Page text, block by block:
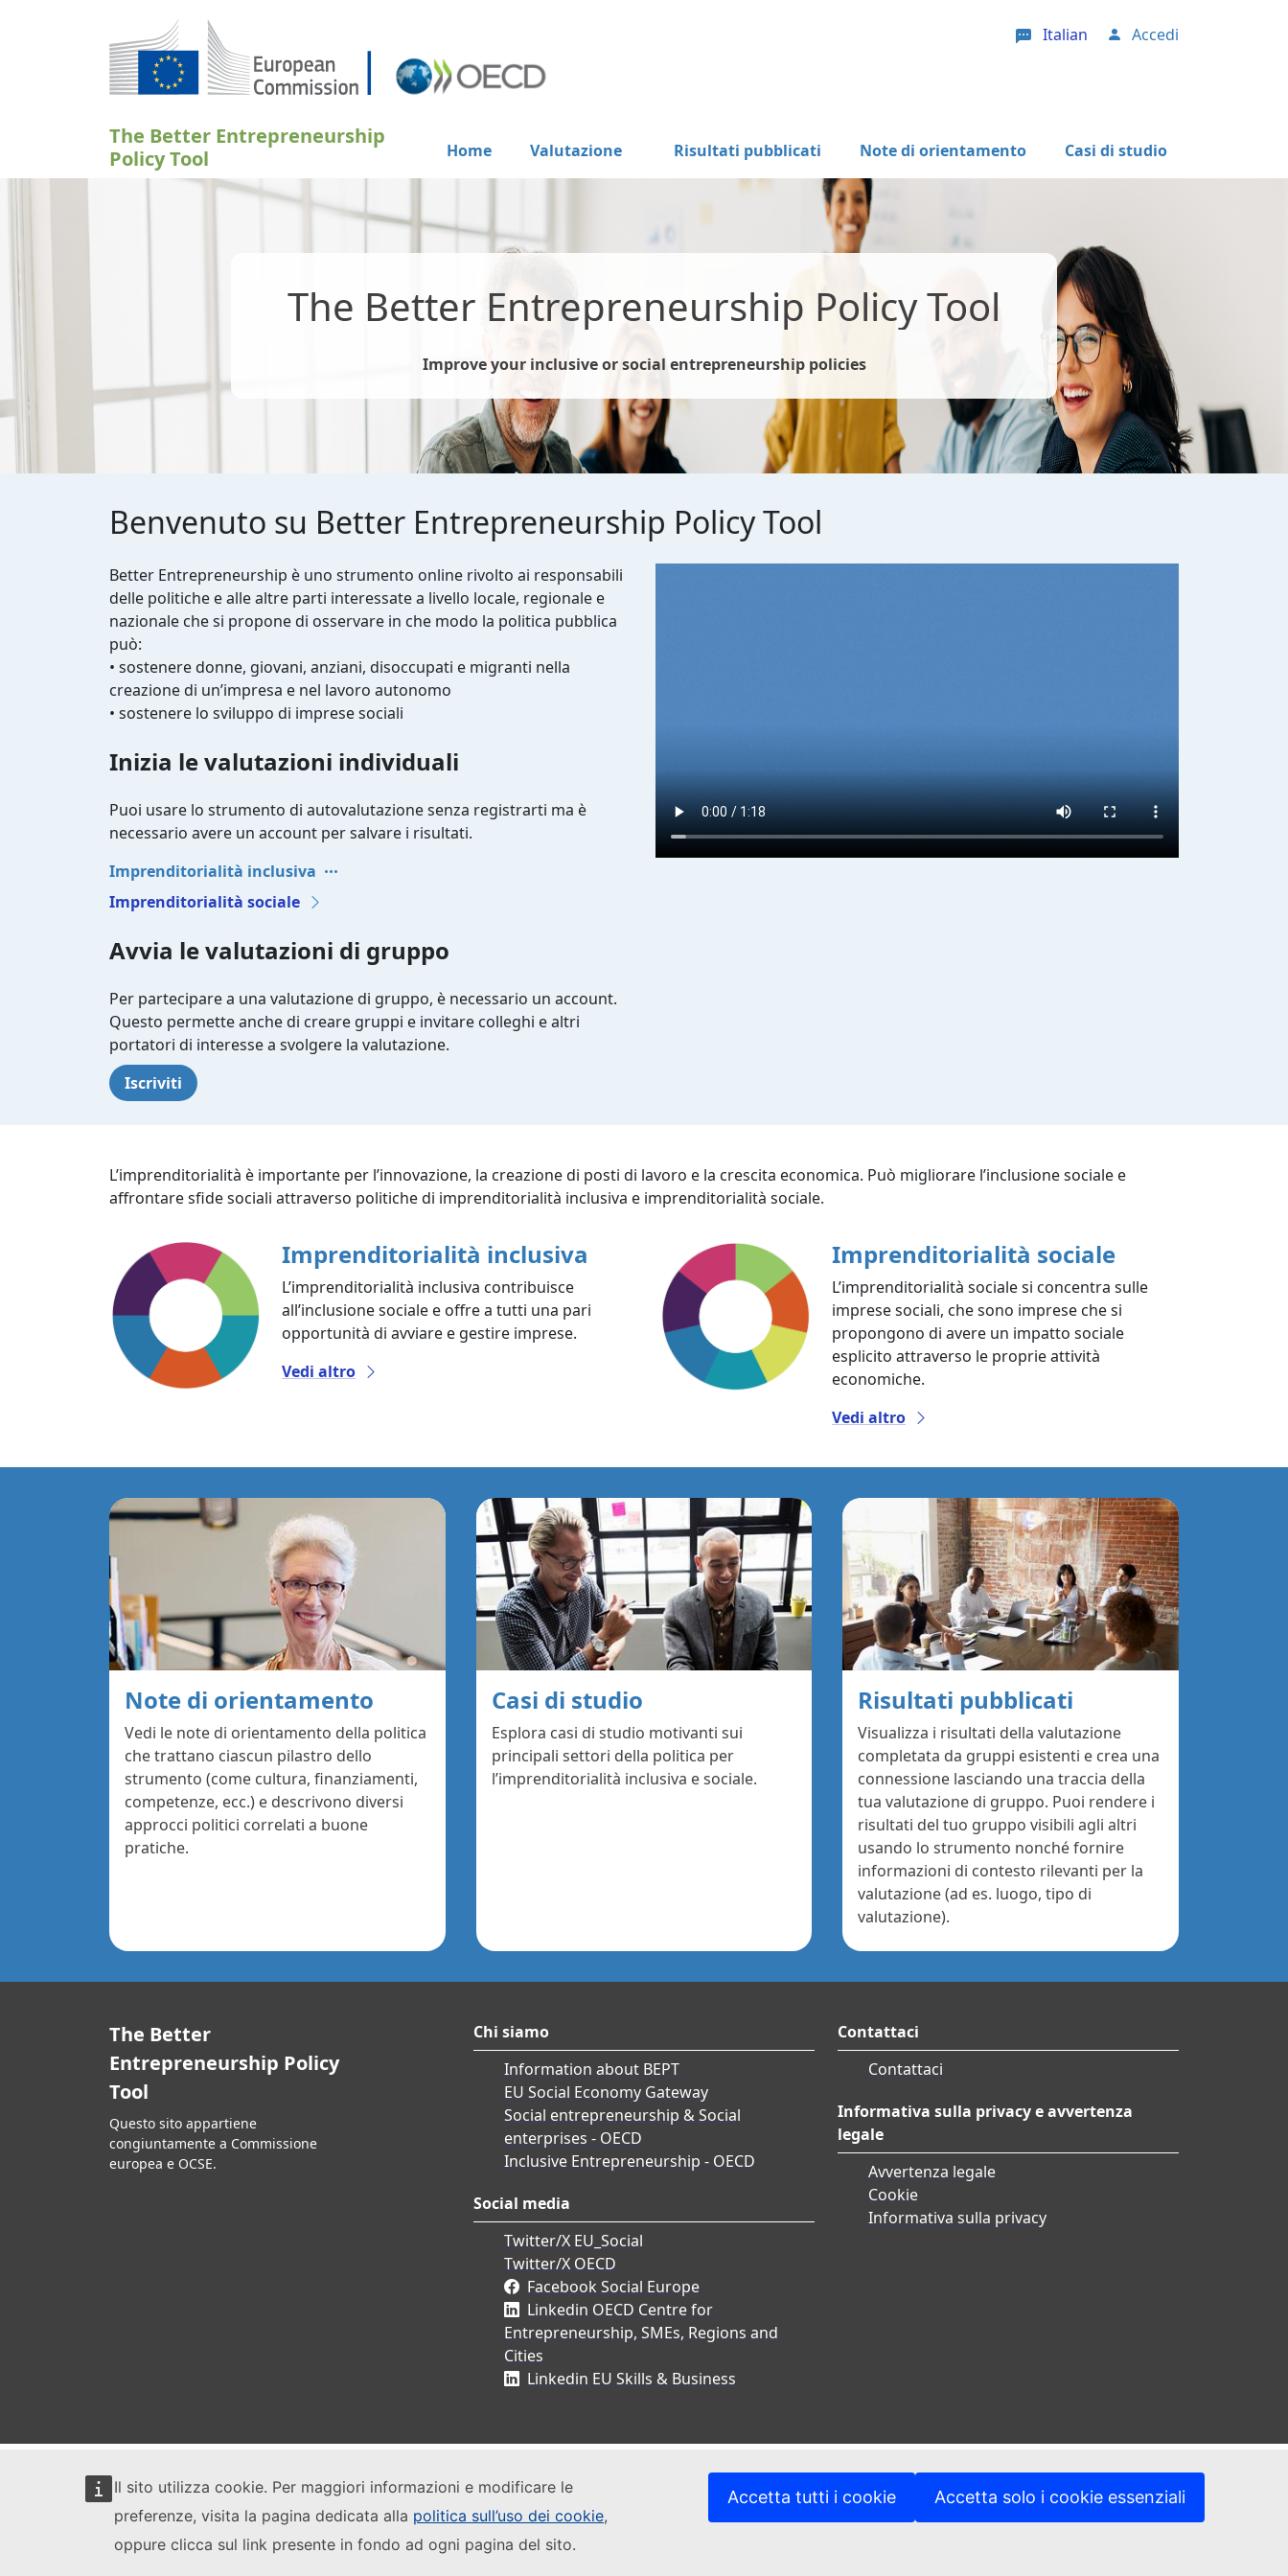
Salta al contenuto principale
Il sito utilizza cookie. Per maggiori informazioni e modificare le
preferenze, visita la pagina dedicata alla politica sull’uso dei cookie,
oppure clicca sul link presente in fondo ad ogni pagina del sito.
Accetta tutti i cookie Accetta solo i cookie essenziali
Italian User account menu
Accedi
The Better Entrepreneurship
Policy Tool
Home Valutazione Risultati pubblicati Note di orientamento Casi di studio
The Better Entrepreneurship Policy Tool
Improve your inclusive or social entrepreneurship policies
Benvenuto su Better Entrepreneurship Policy Tool
Better Entrepreneurship è uno strumento online rivolto ai responsabili
delle politiche e alle altre parti interessate a livello locale, regionale e
nazionale che si propone di osservare in che modo la politica pubblica
può:
• sostenere donne, giovani, anziani, disoccupati e migranti nella
creazione di un’impresa e nel lavoro autonomo
• sostenere lo sviluppo di imprese sociali
Inizia le valutazioni individuali
Puoi usare lo strumento di autovalutazione senza registrarti ma è
necessario avere un account per salvare i risultati.
Imprenditorialità inclusiva
Imprenditorialità sociale
Avvia le valutazioni di gruppo
Per partecipare a una valutazione di gruppo, è necessario un account.
Questo permette anche di creare gruppi e invitare colleghi e altri
portatori di interesse a svolgere la valutazione.
Iscriviti
L’imprenditorialità è importante per l’innovazione, la creazione di posti di lavoro e la crescita economica. Può migliorare l’inclusione sociale e
affrontare sfide sociali attraverso politiche di imprenditorialità inclusiva e imprenditorialità sociale.
Imprenditorialità inclusiva
L’imprenditorialità inclusiva contribuisce
all’inclusione sociale e offre a tutti una pari
opportunità di avviare e gestire imprese.
Vedi altro
Imprenditorialità sociale
L’imprenditorialità sociale si concentra sulle
imprese sociali, che sono imprese che si
propongono di avere un impatto sociale
esplicito attraverso le proprie attività
economiche.
Vedi altro
Note di orientamento
Vedi le note di orientamento della politica
che trattano ciascun pilastro dello
strumento (come cultura, finanziamenti,
competenze, ecc.) e descrivono diversi
approcci politici correlati a buone
pratiche.
Casi di studio
Esplora casi di studio motivanti sui
principali settori della politica per
l’imprenditorialità inclusiva e sociale.
Risultati pubblicati
Visualizza i risultati della valutazione
completata da gruppi esistenti e crea una
connessione lasciando una traccia della
tua valutazione di gruppo. Puoi rendere i
risultati del tuo gruppo visibili agli altri
usando lo strumento nonché fornire
informazioni di contesto rilevanti per la
valutazione (ad es. luogo, tipo di
valutazione).
The Better
Entrepreneurship Policy
Tool
Questo sito appartiene
congiuntamente a Commissione
europea e OCSE.
Chi siamo
Information about BEPT
EU Social Economy Gateway
Social entrepreneurship & Social
enterprises - OECD
Inclusive Entrepreneurship - OECD
Social media
Twitter/X EU_Social
Twitter/X OECD
Facebook Social Europe
Linkedin OECD Centre for
Entrepreneurship, SMEs, Regions and
Cities
Linkedin EU Skills & Business
Contattaci
Contattaci
Informativa sulla privacy e avvertenza
legale
Avvertenza legale
Cookie
Informativa sulla privacy